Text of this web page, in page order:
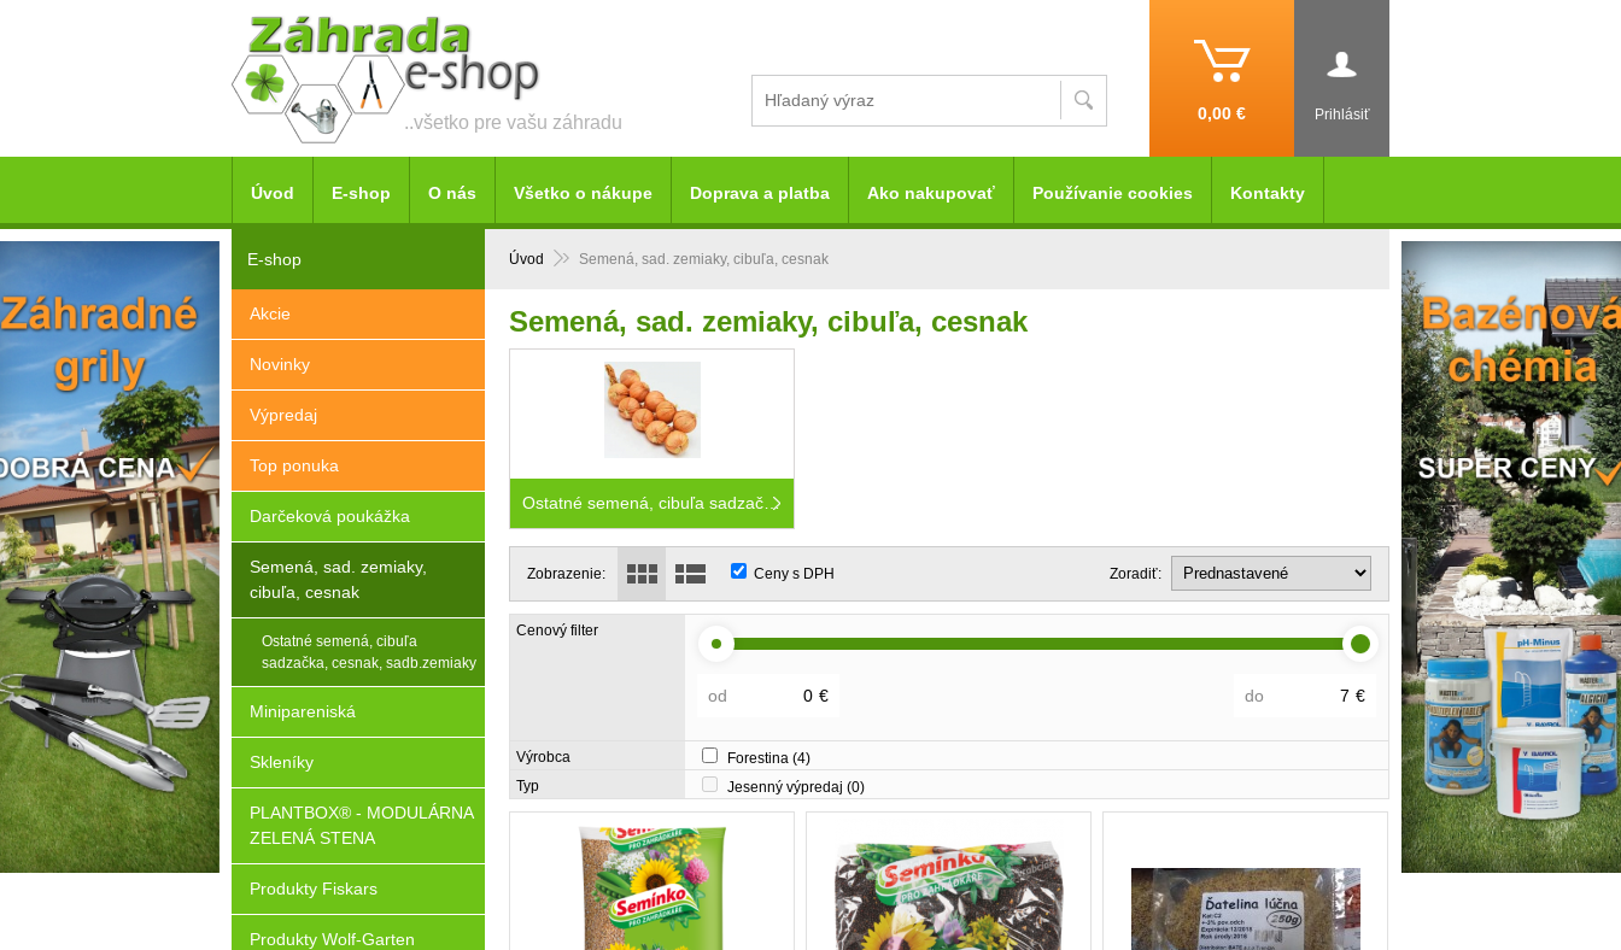
..všetko pre vašu záhradu Prihlásiť
0,00 €
Úvod Semená, sad. zemiaky, cibuľa, cesnak
Semená, sad. zemiaky, cibuľa, cesnak
Ostatné semená, cibuľa sadzačka, cesnak, sadb.zemiaky
Zobrazenie: Ceny s DPH Zoradiť:
Cenový filter
od € do €
Výrobca Forestina (4)
Typ
Jesenný výpredaj (0)
E-shop
Akcie
Novinky
Výpredaj
Top ponuka
Darčeková poukážka
Semená, sad. zemiaky,
cibuľa, cesnak
Ostatné semená, cibuľa
sadzačka, cesnak, sadb.zemiaky
Minipareniská
Skleníky
PLANTBOX® - MODULÁRNA
ZELENÁ STENA
Produkty Fiskars
Produkty Wolf-Garten
Úvod E-shop O nás Všetko o nákupe Doprava a platba Ako nakupovať Používanie cookies Kontakty